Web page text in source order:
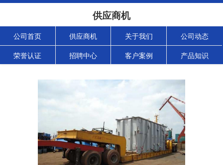
供应商机
公司首页 供应商机 关于我们 公司动态
荣誉认证 招聘中心 客户案例 产品知识